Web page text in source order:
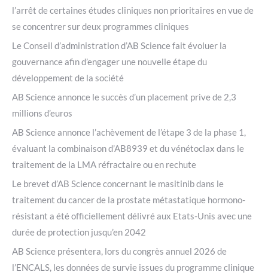
l’arrêt de certaines études cliniques non prioritaires en vue de
se concentrer sur deux programmes cliniques
Le Conseil d’administration d’AB Science fait évoluer la
gouvernance afin d’engager une nouvelle étape du
développement de la société
AB Science annonce le succès d’un placement prive de 2,3
millions d’euros
AB Science annonce l’achèvement de l’étape 3 de la phase 1,
évaluant la combinaison d’AB8939 et du vénétoclax dans le
traitement de la LMA réfractaire ou en rechute
Le brevet d’AB Science concernant le masitinib dans le
traitement du cancer de la prostate métastatique hormono-
résistant a été officiellement délivré aux Etats-Unis avec une
durée de protection jusqu’en 2042
AB Science présentera, lors du congrès annuel 2026 de
l’ENCALS, les données de survie issues du programme clinique